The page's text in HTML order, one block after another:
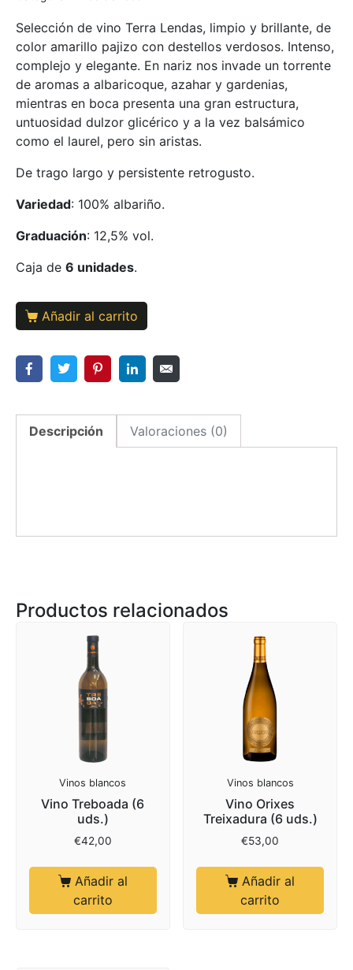
Selección de vino Terra Lendas, limpio y brillante, de
color amarillo pajizo con destellos verdosos. Intenso,
complejo y elegante. En nariz nos invade un torrente
de aromas a albaricoque, azahar y gardenias,
mientras en boca presenta una gran estructura,
untuosidad dulzor glicérico y a la vez balsámico
como el laurel, pero sin aristas.
De trago largo y persistente retrogusto.
Variedad: 100% albariño.
Graduación: 12,5% vol.
Caja de 6 unidades.
Añadir al carrito
Descripción Valoraciones (0)
Productos relacionados
Vinos blancos
Vino Treboada (6
uds.)
€42,00
Añadir al
carrito
Vinos blancos
Vino Orixes
Treixadura (6 uds.)
€53,00
Añadir al
carrito